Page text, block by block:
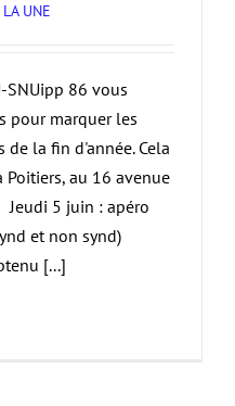
LA UNE
SNUipp 86 vous
pour marquer les
la fin d'année. Cela
Poitiers, au 16 avenue
5 juin : apéro
et non synd)
[...]